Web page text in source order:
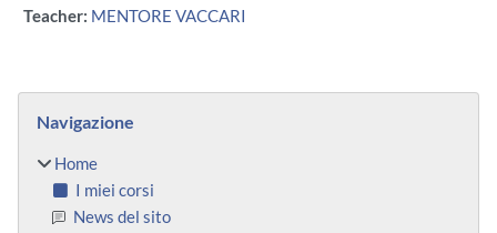
Teacher: MENTORE VACCARI
Blocchi
Navigazione
Home
I miei corsi
News del sito